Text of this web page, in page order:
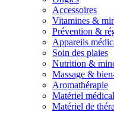
Accessoires
Vitamines &
Prévention &
Appareils
Soin des plaies
Nutrition &
Massage &
Aromathérapie
Matériel
Matériel de